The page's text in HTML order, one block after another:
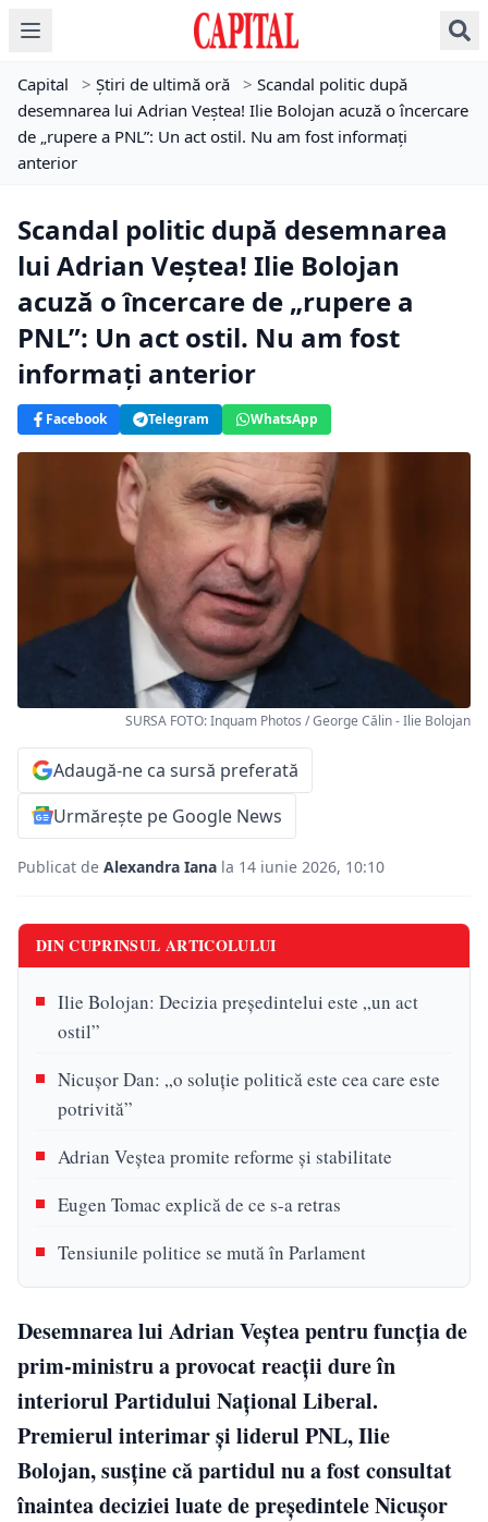
Capital > Știri de ultimă oră > Scandal politic după
desemnarea lui Adrian Veștea! Ilie Bolojan acuză o încercare
de „rupere a PNL”: Un act ostil. Nu am fost informaţi
anterior
Scandal politic după desemnarea
lui Adrian Veștea! Ilie Bolojan
acuză o încercare de „rupere a
PNL”: Un act ostil. Nu am fost
informaţi anterior
Facebook Telegram WhatsApp
SURSA FOTO: Inquam Photos / George Călin - Ilie Bolojan
Adaugă-ne ca sursă preferată
Urmărește pe Google News
Publicat de Alexandra Iana la 14 iunie 2026, 10:10
DIN CUPRINSUL ARTICOLULUI
Ilie Bolojan: Decizia președintelui este „un act
ostil”
Nicușor Dan: „o soluţie politică este cea care este
potrivită”
Adrian Veștea promite reforme și stabilitate
Eugen Tomac explică de ce s-a retras
Tensiunile politice se mută în Parlament
Desemnarea lui Adrian Veștea pentru funcția de
prim-ministru a provocat reacții dure în
interiorul Partidului Național Liberal.
Premierul interimar și liderul PNL, Ilie
Bolojan, susține că partidul nu a fost consultat
înaintea deciziei luate de președintele Nicușor